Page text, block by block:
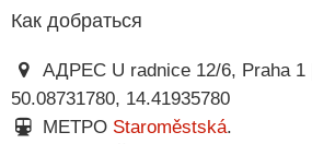
Как добраться
АДРЕС U radnice 12/6, Praha 1 |
50.08731780, 14.41935780
МЕТРО Staroměstská.